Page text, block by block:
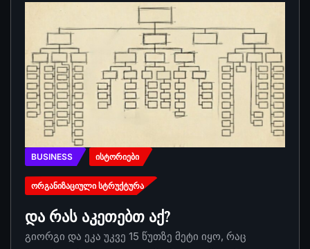
BUSINESS ᲘᲡᲢᲝᲠᲘᲔᲑᲘ
ᲝᲠᲒᲐᲜᲘᲖᲐᲪᲘᲣᲚᲘ ᲡᲢᲠᲣᲥᲢᲣᲠᲐ
და რას აკეთებთ აქ?
გიორგი და ეკა უკვე 15 წუთზე მეტი იყო, რაც